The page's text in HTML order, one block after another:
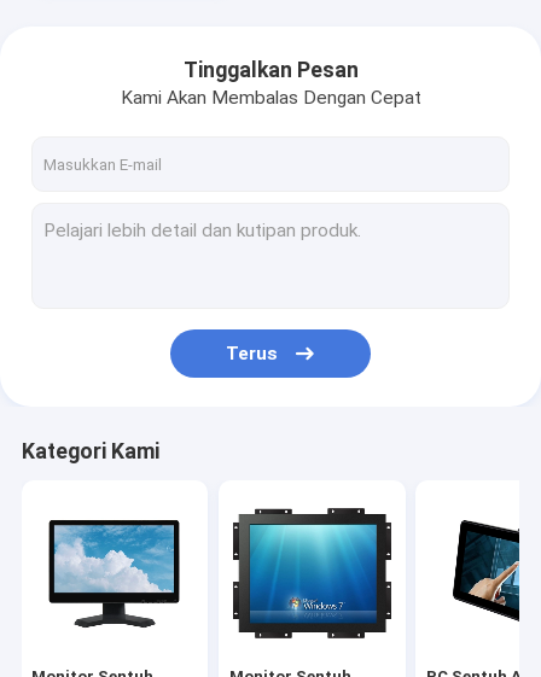
Tinggalkan Pesan
Kami Akan Membalas Dengan Cepat
Terus
Kategori Kami